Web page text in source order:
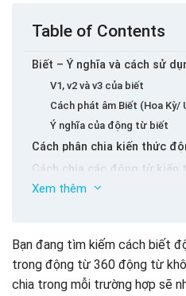
Table of Contents
Biết – Ý nghĩa và cách sử
V1, v2 và v3 của biết
Cách phát âm Biết (Hoa Kỳ/
Ý nghĩa của động từ biết
Cách phân chia kiến ​​thức
Cách chia các động từ kiến
Cách chia các động từ kiến
Xem thêm
Bạn đang tìm kiếm cách biết
trong động từ 360 động từ
chia trong mỗi trường hợp sẽ